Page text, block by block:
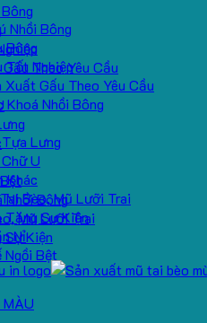
Nhồi Bông
Bông
Tốt Nghiệp
Xuất Gấu Theo Yêu Cầu
Khoá Nhồi Bông
Lưng
U
Khác
Bèo, Mũ Lưỡi Trai
Tặng Sự Kiện
Nỉ
Ngồi Bệt
Theo Yêu Cầu
Nhồi Bông
Mũ Lưỡi Trai
Sự Kiện
MÀU